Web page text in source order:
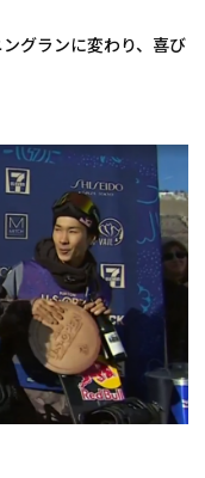
グランに変わり、喜び